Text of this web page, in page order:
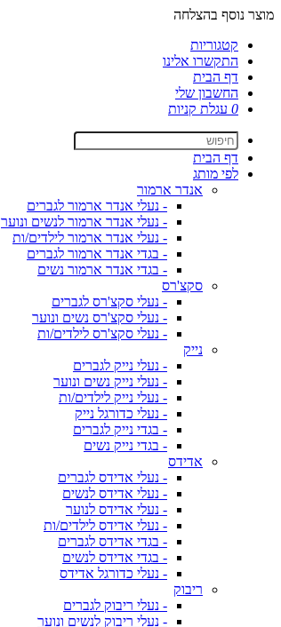
מוצר נוסף בהצלחה
קטגוריות
התקשרו אלינו
דף הבית
החשבון שלי
0 עגלת קניות
דף הבית
לפי מותג
אנדר ארמור
- נעלי אנדר ארמור לגברים
- נעלי אנדר ארמור לנשים ונוער
- נעלי אנדר ארמור לילדים/ות
- בגדי אנדר ארמור לגברים
- בגדי אנדר ארמור נשים
סקצ'רס
- נעלי סקצ'רס לגברים
- נעלי סקצ'רס נשים ונוער
- נעלי סקצ'רס לילדים/ות
נייק
- נעלי נייק לגברים
- נעלי נייק נשים ונוער
- נעלי נייק לילדים/ות
- נעלי כדורגל נייק
- בגדי נייק לגברים
- בגדי נייק נשים
אדידס
- נעלי אדידס לגברים
- נעלי אדידס לנשים
- נעלי אדידס לנוער
- נעלי אדידס לילדים/ות
- בגדי אדידס לגברים
- בגדי אדידס לנשים
- נעלי כדורגל אדידס
ריבוק
- נעלי ריבוק לגברים
- נעלי ריבוק לנשים ונוער